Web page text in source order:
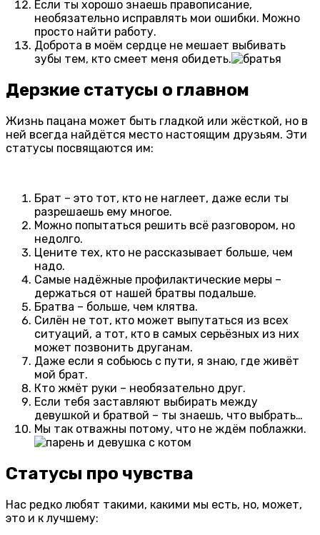
Если ты хорошо знаешь правописание,
необязательно исправлять мои ошибки. Можно
просто найти работу.
Доброта в моём сердце не мешает выбивать
зубы тем, кто смеет меня обидеть.
Дерзкие статусы о главном
Жизнь пацана может быть гладкой или жёсткой, но в
ней всегда найдётся место настоящим друзьям. Эти
статусы посвящаются им:
Брат – это тот, кто не наглеет, даже если ты
разрешаешь ему многое.
Можно попытаться решить всё разговором, но
недолго.
Цените тех, кто не рассказывает больше, чем
надо.
Самые надёжные профилактические меры –
держаться от нашей братвы подальше.
Братва – больше, чем клятва.
Силён не тот, кто может выпутаться из всех
ситуаций, а тот, кто в самых серьёзных из них
может позвонить друганам.
Даже если я собьюсь с пути, я знаю, где живёт
мой брат.
Кто жмёт руки – необязательно друг.
Если тебя заставляют выбирать между
девушкой и братвой – ты знаешь, что выбрать…
Мы так отважны потому, что не ждём поблажки.
Статусы про чувства
Нас редко любят такими, какими мы есть, но, может,
это и к лучшему: